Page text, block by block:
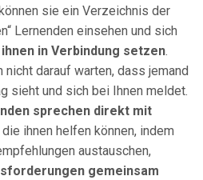
sie ein Verzeichnis der
Lernenden einsehen und sich
in Verbindung setzen.
nicht darauf warten, dass jemand
sieht und sich bei Ihnen meldet.
sprechen direkt mit
die ihnen helfen können, indem
austauschen,
gemeinsam